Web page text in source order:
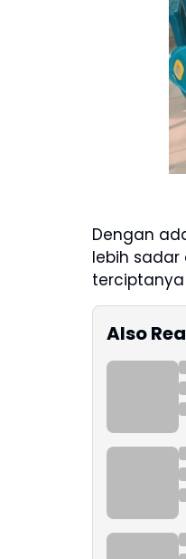
Dengan
lebih sadar
Also